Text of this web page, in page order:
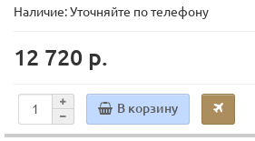
Наличие: Уточняйте по телефону
12 720 р.
В корзину